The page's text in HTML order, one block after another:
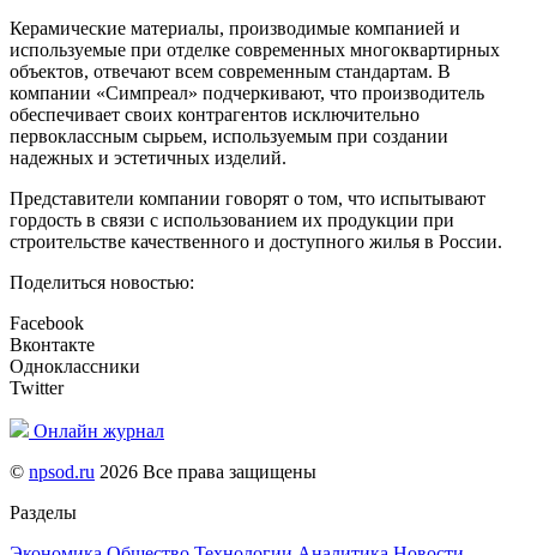
Керамические материалы, производимые компанией и
используемые при отделке современных многоквартирных
объектов, отвечают всем современным стандартам. В
компании «Симпреал» подчеркивают, что производитель
обеспечивает своих контрагентов исключительно
первоклассным сырьем, используемым при создании
надежных и эстетичных изделий.
Представители компании говорят о том, что испытывают
гордость в связи с использованием их продукции при
строительстве качественного и доступного жилья в России.
Поделиться новостью:
Facebook
Вконтакте
Одноклассники
Twitter
Онлайн журнал
© npsod.ru 2026 Все права защищены
Разделы